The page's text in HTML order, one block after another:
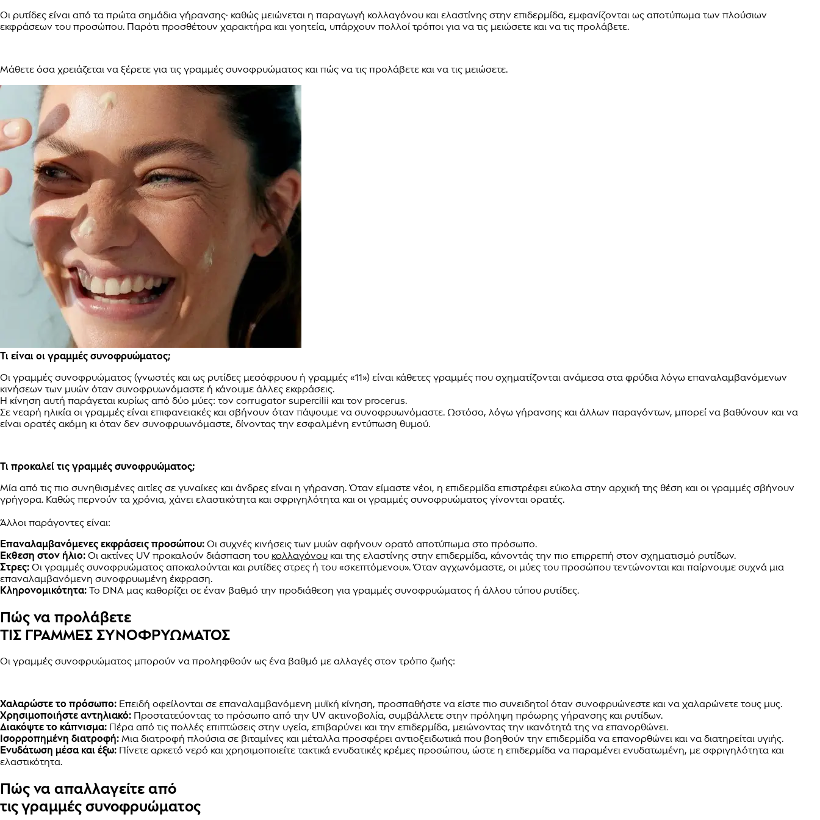
Οι ρυτίδες είναι από τα πρώτα σημάδια γήρανσης· καθώς μειώνεται η παραγωγή κολλαγόνου και ελαστίνης στην επιδερμίδα, εμφανίζονται ως αποτύπωμα των πλούσιων
εκφράσεων του προσώπου. Παρότι προσθέτουν χαρακτήρα και γοητεία, υπάρχουν πολλοί τρόποι για να τις μειώσετε και να τις προλάβετε.
Μάθετε όσα χρειάζεται να ξέρετε για τις γραμμές συνοφρυώματος και πώς να τις προλάβετε και να τις μειώσετε.
Τι είναι οι γραμμές συνοφρυώματος;
Οι γραμμές συνοφρυώματος (γνωστές και ως ρυτίδες μεσόφρυου ή γραμμές «11») είναι κάθετες γραμμές που σχηματίζονται ανάμεσα στα φρύδια λόγω επαναλαμβανόμενων
κινήσεων των μυών όταν συνοφρυωνόμαστε ή κάνουμε άλλες εκφράσεις.
Η κίνηση αυτή παράγεται κυρίως από δύο μύες: τον corrugator supercilii και τον procerus.
Σε νεαρή ηλικία οι γραμμές είναι επιφανειακές και σβήνουν όταν πάψουμε να συνοφρυωνόμαστε. Ωστόσο, λόγω γήρανσης και άλλων παραγόντων, μπορεί να βαθύνουν και να
είναι ορατές ακόμη κι όταν δεν συνοφρυωνόμαστε, δίνοντας την εσφαλμένη εντύπωση θυμού.
Τι προκαλεί τις γραμμές συνοφρυώματος;
Μία από τις πιο συνηθισμένες αιτίες σε γυναίκες και άνδρες είναι η γήρανση. Όταν είμαστε νέοι, η επιδερμίδα επιστρέφει εύκολα στην αρχική της θέση και οι γραμμές σβήνουν
γρήγορα. Καθώς περνούν τα χρόνια, χάνει ελαστικότητα και σφριγηλότητα και οι γραμμές συνοφρυώματος γίνονται ορατές.
Άλλοι παράγοντες είναι:
Επαναλαμβανόμενες εκφράσεις προσώπου: Οι συχνές κινήσεις των μυών αφήνουν ορατό αποτύπωμα στο πρόσωπο.
Έκθεση στον ήλιο: Οι ακτίνες UV προκαλούν διάσπαση του κολλαγόνου και της ελαστίνης στην επιδερμίδα, κάνοντάς την πιο επιρρεπή στον σχηματισμό ρυτίδων.
Στρες: Οι γραμμές συνοφρυώματος αποκαλούνται και ρυτίδες στρες ή του «σκεπτόμενου». Όταν αγχωνόμαστε, οι μύες του προσώπου τεντώνονται και παίρνουμε συχνά μια
επαναλαμβανόμενη συνοφρυωμένη έκφραση.
Κληρονομικότητα: Το DNA μας καθορίζει σε έναν βαθμό την προδιάθεση για γραμμές συνοφρυώματος ή άλλου τύπου ρυτίδες.
Πώς να προλάβετε
ΤΙΣ ΓΡΑΜΜΕΣ ΣΥΝΟΦΡΥΩΜΑΤΟΣ
Οι γραμμές συνοφρυώματος μπορούν να προληφθούν ως ένα βαθμό με αλλαγές στον τρόπο ζωής:
Χαλαρώστε το πρόσωπο: Επειδή οφείλονται σε επαναλαμβανόμενη μυϊκή κίνηση, προσπαθήστε να είστε πιο συνειδητοί όταν συνοφρυώνεστε και να χαλαρώνετε τους μυς.
Χρησιμοποιήστε αντηλιακό: Προστατεύοντας το πρόσωπο από την UV ακτινοβολία, συμβάλλετε στην πρόληψη πρόωρης γήρανσης και ρυτίδων.
Διακόψτε το κάπνισμα: Πέρα από τις πολλές επιπτώσεις στην υγεία, επιβαρύνει και την επιδερμίδα, μειώνοντας την ικανότητά της να επανορθώνει.
Ισορροπημένη διατροφή: Μια διατροφή πλούσια σε βιταμίνες και μέταλλα προσφέρει αντιοξειδωτικά που βοηθούν την επιδερμίδα να επανορθώνει και να διατηρείται υγιής.
Ενυδάτωση μέσα και έξω: Πίνετε αρκετό νερό και χρησιμοποιείτε τακτικά ενυδατικές κρέμες προσώπου, ώστε η επιδερμίδα να παραμένει ενυδατωμένη, με σφριγηλότητα και
ελαστικότητα.
Πώς να απαλλαγείτε από
τις γραμμές συνοφρυώματος